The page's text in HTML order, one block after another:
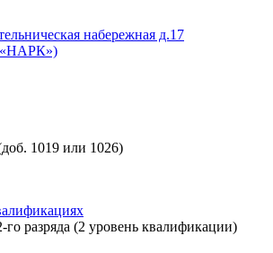
набережная д.17
1019 или 1026)
разряда (2 уровень квалификации)